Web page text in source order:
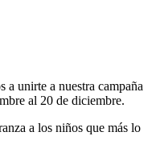
a unirte a nuestra campaña
al 20 de diciembre.
a los niños que más lo